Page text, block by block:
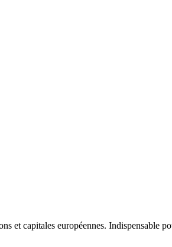
et capitales européennes. Indispensable